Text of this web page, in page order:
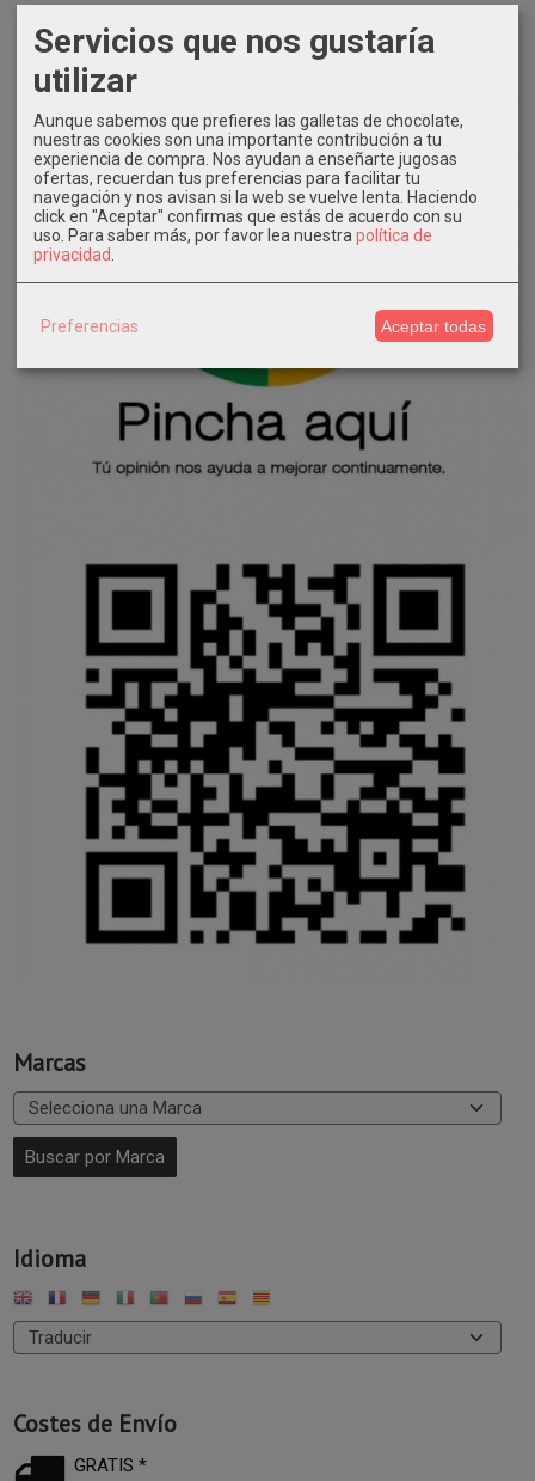
Marcas
Idioma
Costes de Envío
GRATIS *
Servicios que nos gustaría
utilizar
Aunque sabemos que prefieres las galletas de chocolate,
nuestras cookies son una importante contribución a tu
experiencia de compra. Nos ayudan a enseñarte jugosas
ofertas, recuerdan tus preferencias para facilitar tu
navegación y nos avisan si la web se vuelve lenta. Haciendo
click en "Aceptar" confirmas que estás de acuerdo con su
uso. Para saber más, por favor lea nuestra política de
privacidad
Preferencias Aceptar todas